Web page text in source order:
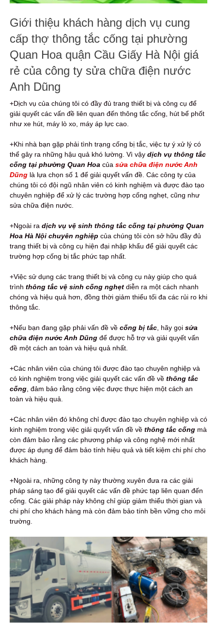
Giới thiệu khách hàng dịch vụ cung
cấp thợ thông tắc cống tại phường
Quan Hoa quận Cầu Giấy Hà Nội giá
rẻ của công ty sửa chữa điện nước
Anh Dũng
+Dịch vụ của chúng tôi có đầy đủ trang thiết bị và công cụ để
giải quyết các vấn đề liên quan đến thông tắc cống, hút bể phốt
như xe hút, máy lò xo, máy áp lực cao.
+Khi nhà bạn gặp phải tình trạng cống bị tắc, việc tự ý xử lý có
thể gây ra những hậu quả khó lường. Vì vậy dịch vụ thông tắc
cống tại phường Quan Hoa của sửa chữa điện nước Anh
Dũng là lựa chọn số 1 để giải quyết vấn đề. Các công ty của
chúng tôi có đội ngũ nhân viên có kinh nghiệm và được đào tạo
chuyên nghiệp để xử lý các trường hợp cống nghẹt, cũng như
sửa chữa điện nước.
+Ngoài ra dịch vụ vệ sinh thông tắc cống tại phường Quan
Hoa Hà Nội chuyên nghiệp của chúng tôi còn sở hữu đầy đủ
trang thiết bị và công cụ hiện đại nhập khẩu để giải quyết các
trường hợp cống bị tắc phức tạp nhất.
+Việc sử dụng các trang thiết bị và công cụ này giúp cho quá
trình thông tắc vệ sinh cống nghẹt diễn ra một cách nhanh
chóng và hiệu quả hơn, đồng thời giảm thiểu tối đa các rủi ro khi
thông tắc.
+Nếu bạn đang gặp phải vấn đề về cống bị tắc , hãy gọi sửa
chữa điện nước Anh Dũng để được hỗ trợ và giải quyết vấn
đề một cách an toàn và hiệu quả nhất.
+Các nhân viên của chúng tôi được đào tạo chuyên nghiệp và
có kinh nghiệm trong việc giải quyết các vấn đề về thông tắc
cống , đảm bảo rằng công việc được thực hiện một cách an
toàn và hiệu quả.
+Các nhân viên đó không chỉ được đào tạo chuyên nghiệp và có
kinh nghiệm trong việc giải quyết vấn đề về thông tắc cống mà
còn đảm bảo rằng các phương pháp và công nghệ mới nhất
được áp dụng để đảm bảo tính hiệu quả và tiết kiệm chi phí cho
khách hàng.
+Ngoài ra, những công ty này thường xuyên đưa ra các giải
pháp sáng tạo để giải quyết các vấn đề phức tạp liên quan đến
cống. Các giải pháp này không chỉ giúp giảm thiểu thời gian và
chi phí cho khách hàng mà còn đảm bảo tính bền vững cho môi
trường.